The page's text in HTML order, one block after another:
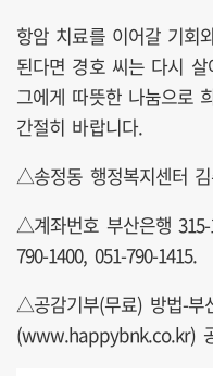
항암 치료를 이어갈 기회
된다면 경호 씨는 다시
그에게 따뜻한 나눔으로
간절히 바랍니다.
△송정동 행정복지센터
△계좌번호 부산은행 315-
790-1400, 051-790-1415.
△공감기부(무료) 방법-부
(www.happybnk.co.kr)